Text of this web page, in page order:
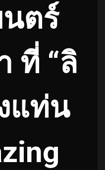
ตร์
ที่ “ลิ
แท่น